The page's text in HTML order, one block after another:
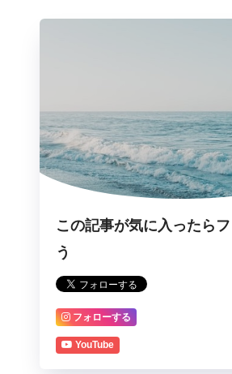
この記事が気に入ったら
う
フォローする
YouTube